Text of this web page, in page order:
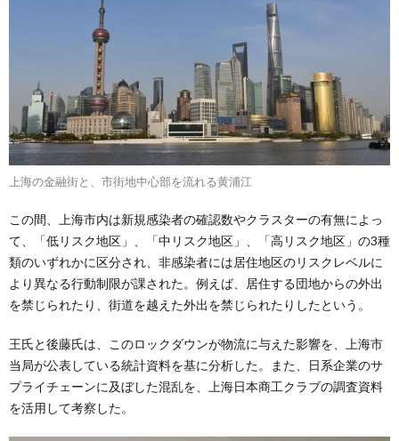
上海の金融街と、市街地中心部を流れる黄浦江
この間、上海市内は新規感染者の確認数やクラスターの有無によっ
て、「低リスク地区」、「中リスク地区」、「高リスク地区」の3種
類のいずれかに区分され、非感染者には居住地区のリスクレベルに
より異なる行動制限が課された。例えば、居住する団地からの外出
を禁じられたり、街道を越えた外出を禁じられたりしたという。
王氏と後藤氏は、このロックダウンが物流に与えた影響を、上海市
当局が公表している統計資料を基に分析した。また、日系企業のサ
プライチェーンに及ぼした混乱を、上海日本商工クラブの調査資料
を活用して考察した。